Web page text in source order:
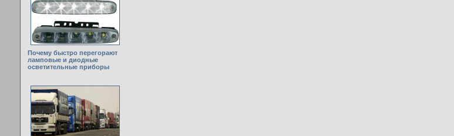
Почему быстро перегорают
ламповые и диодные
осветительные приборы